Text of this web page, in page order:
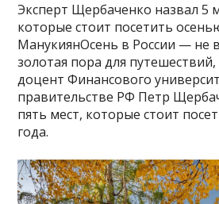
Эксперт Щербаченко назвал 5
которые стоит посетить
МанукиянОсень в России — не
золотая пора для путешествий,
доцент Финансового
правительстве РФ Петр
пять мест, которые стоит
года.